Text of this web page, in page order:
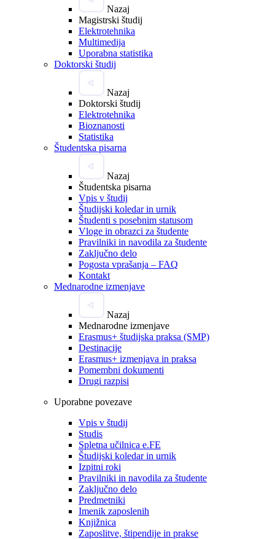
Nazaj
Magistrski študij
Elektrotehnika
Multimedija
Uporabna statistika
Doktorski študij
Nazaj
Doktorski študij
Elektrotehnika
Bioznanosti
Statistika
Študentska pisarna
Nazaj
Študentska pisarna
Vpis v študij
Študijski koledar in urnik
Študenti s posebnim statusom
Vloge in obrazci za študente
Pravilniki in navodila za študente
Zaključno delo
Pogosta vprašanja – FAQ
Kontakt
Mednarodne izmenjave
Nazaj
Mednarodne izmenjave
Erasmus+ študijska praksa (SMP)
Destinacije
Erasmus+ izmenjava in praksa
Pomembni dokumenti
Drugi razpisi
Uporabne povezave
Vpis v študij
Studis
Spletna učilnica e.FE
Študijski koledar in urnik
Izpitni roki
Pravilniki in navodila za študente
Zaključno delo
Predmetniki
Imenik zaposlenih
Knjižnica
Zaposlitve, štipendije in prakse